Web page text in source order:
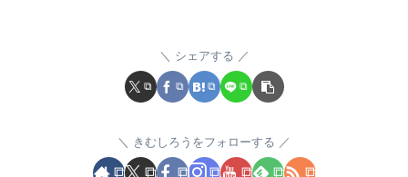
シェアする
きむしろうをフォローする